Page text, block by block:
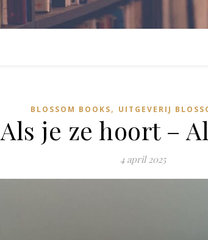
BLOSSOM BOOKS, UITGEVERIJ
Als je ze hoort –
4 april 2025